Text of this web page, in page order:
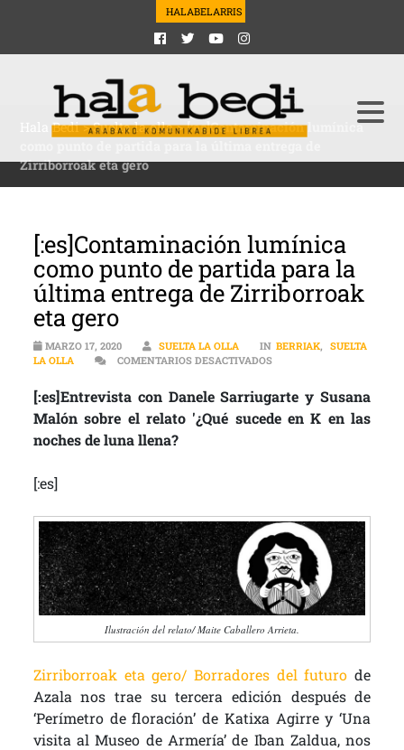
HALABELARRIS
Hala Bedi>Suelta la olla>[:es]Contaminación lumínica
Zirriborroak eta gero
[:es]Contaminación lumínica
como punto de partida para la
última entrega de Zirriborroak
eta gero
MARZO 17, 2020 SUELTA LA OLLA IN BERRIAK, SUELTA
LA OLLA
COMENTARIOS DESACTIVADOSEN [:ES]CONTAMINACIÓN
[:es]Entrevista con Danele Sarriugarte y Susana
Malón sobre el relato '¿Qué sucede en K en las
noches de luna llena?
[:es]
Ilustración del relato/ Maite Caballero Arrieta.
Zirriborroak eta gero/ Borradores del futuro de
Azala nos trae su tercera edición después de
‘Perímetro de floración’ de Katixa Agirre y ‘Una
visita al Museo de Armería’ de Iban Zaldua, nos